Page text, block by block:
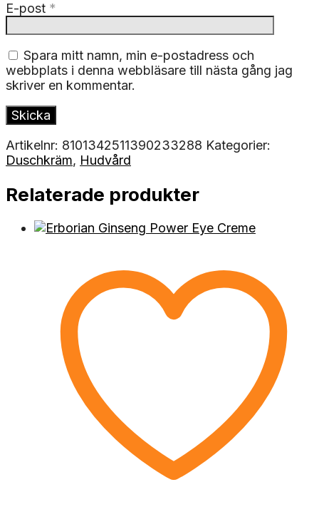
E-post *
Spara mitt namn, min e-postadress och
webbplats i denna webbläsare till nästa gång jag
skriver en kommentar.
Artikelnr: 8101342511390233288 Kategorier:
Duschkräm, Hudvård
Relaterade produkter